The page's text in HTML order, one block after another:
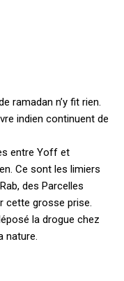
ramadan n’y fit rien.
indien continuent de
entre Yoff et
Ce sont les limiers
des Parcelles
cette grosse prise.
la drogue chez
nature.